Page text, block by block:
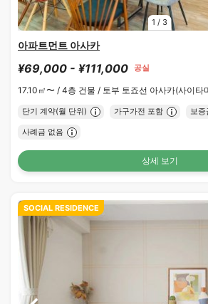
1 / 3
아파트먼트 아사카
¥69,000 - ¥111,000 공실
17.10㎡〜 / 4층 건물 / 토부 토죠선 아사카(사이타
단기 계약(월 단위) 가구가전 포함 보증
사례금 없음
상세 보기
SOCIAL RESIDENCE